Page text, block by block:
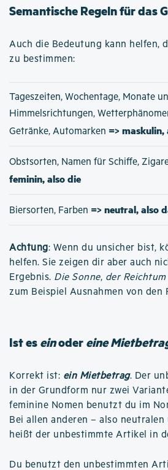
Semantische Regeln für das
Auch die Bedeutung kann helfen,
zu bestimmen:
Tageszeiten, Wochentage, Monate
Himmelsrichtungen,
Getränke, Automarken => maskulin,
Obstsorten, Namen für Schiffe,
feminin, also die
Biersorten, Farben => neutral, also
Achtung: Wenn du unsicher bist,
helfen. Sie zeigen dir aber auch
Ergebnis. Die Sonne, der Reichtum
zum Beispiel Ausnahmen von den
Ist eseinodereine
Korrekt ist: ein Mietbetrag. Der
in der Grundform nur zwei
feminine Nomen benutzt du im
Bei allen anderen – also neutralen
heißt der unbestimmte Artikel in
Du benutzt den unbestimmten